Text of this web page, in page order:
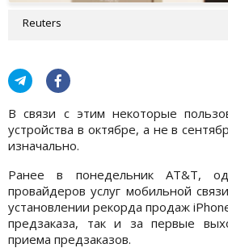
Reuters
В связи с этим некоторые
устройства в октябре, а не в
изначально.
Ранее в понедельник AT&T,
провайдеров услуг мобильной
установлении рекорда продаж
предзаказа, так и за первые
приема предзаказов.